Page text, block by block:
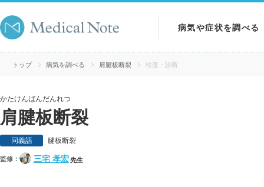
病気や症状を調べる
病気を調べる
トップ 病気を調べる 肩腱板断裂 検査・診断
かたけんばんだんれつ
肩腱板断裂
同義語 腱板断裂
監修： 三宅 孝宏先生